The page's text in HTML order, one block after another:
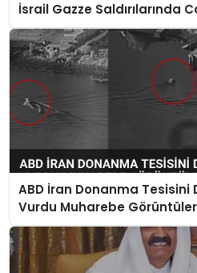
İsrail Gazze Saldırılarında
ABD İran Donanma Tesisini
Vurdu Muharebe